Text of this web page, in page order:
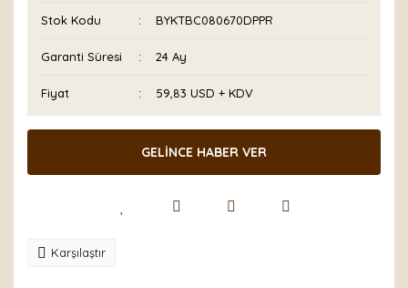
Stok Kodu BYKTBC080670DPPR
Garanti Süresi 24 Ay
Fiyat 59,83 USD + KDV
GELİNCE HABER VER
Karşılaştır